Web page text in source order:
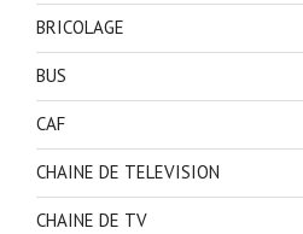
BRICOLAGE
BUS
CAF
CHAINE DE TELEVISION
CHAINE DE TV